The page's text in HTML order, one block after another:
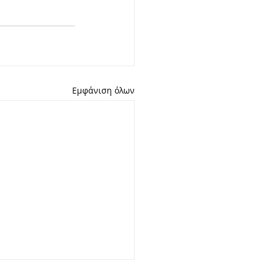
Εμφάνιση όλων